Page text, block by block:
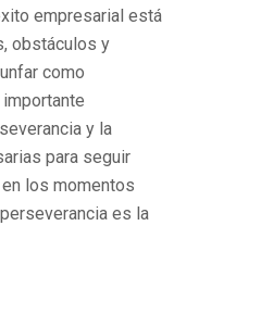
empresarial está
obstáculos y
como
y la
para seguir
los momentos
es la